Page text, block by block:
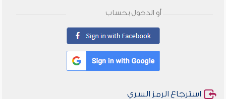
أو الدخول بحساب
استرجاع الرمز السري